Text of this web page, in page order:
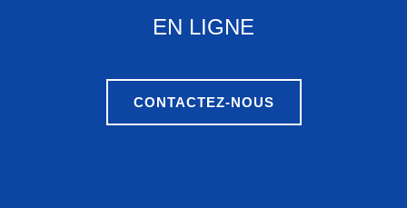
EN LIGNE
CONTACTEZ-NOUS